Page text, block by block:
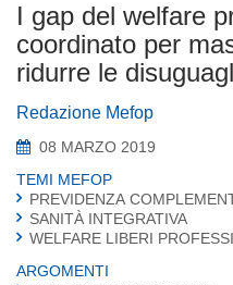
I gap del welfare
coordinato per
ridurre le
Redazione Mefop
08 MARZO 2019
TEMI MEFOP
PREVIDENZA
SANITÀ INTEGRATIVA
WELFARE LIBERI
ARGOMENTI